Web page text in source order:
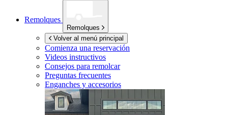
Remolques
Remolques
Volver al menú principal
Comienza una reservación
Videos instructivos
Consejos para remolcar
Preguntas frecuentes
Enganches y accesorios